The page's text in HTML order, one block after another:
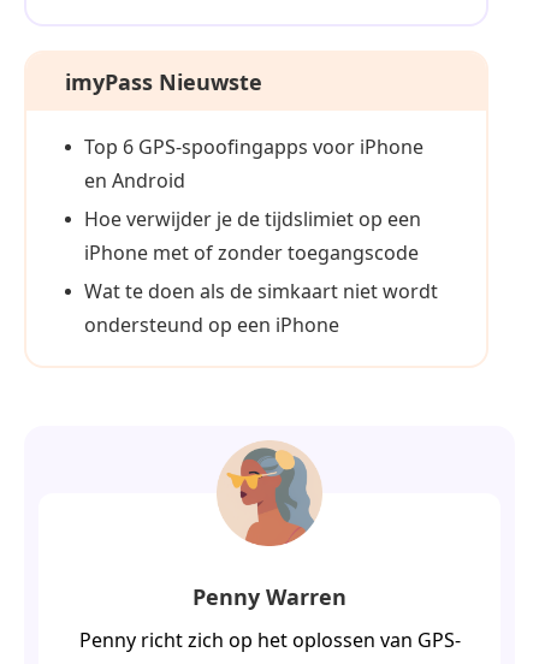
imyPass Nieuwste
Top 6 GPS-spoofingapps voor iPhone
en Android
Hoe verwijder je de tijdslimiet op een
iPhone met of zonder toegangscode
Wat te doen als de simkaart niet wordt
ondersteund op een iPhone
Penny Warren
Penny richt zich op het oplossen van GPS-